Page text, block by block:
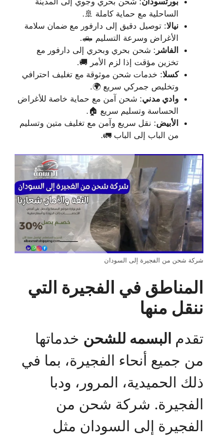
الساحلية مع حماية كاملة 🚢.
نيالا: توصيل دقيق إلى دارفور مع ضمان سلامة
الأغراض وسرعة التسليم 🛻.
الفاشر : شحن بحري وبحري إلى دارفور مع
تخزين مؤقت إذا لزم الأمر 🚚.
كسلا: خدمات شحن موثوقة مع تغليف احترافي
وتخليص جمركي سريع 🌍.
وادي مدني: شحن آمن مع حماية خاصة للأغراض
الحساسة وتسليم سريع 🏠.
الأبيض: نقل سريع وآمن مع تغليف متين وتسليم
من الباب إلى الباب 🚛.
شركة شحن من الفجيرة إلى السودان
المناطق في الفجيرة التي
ننقل منها
تقدم البسمه للشحن خدماتها
من جميع أنحاء الفجيرة، بما في
ذلك الحميدية، المرور، ودبا
الفجيرة. شركة شحن من
الفجيرة إلى السودان مثل